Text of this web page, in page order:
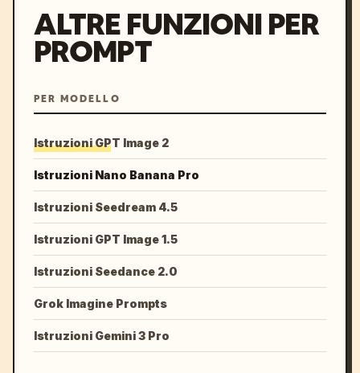
ALTRE FUNZIONI PER
PROMPT
PER MODELLO
Istruzioni GPT Image 2
Istruzioni Nano Banana Pro
Istruzioni Seedream 4.5
Istruzioni GPT Image 1.5
Istruzioni Seedance 2.0
Grok Imagine Prompts
Istruzioni Gemini 3 Pro